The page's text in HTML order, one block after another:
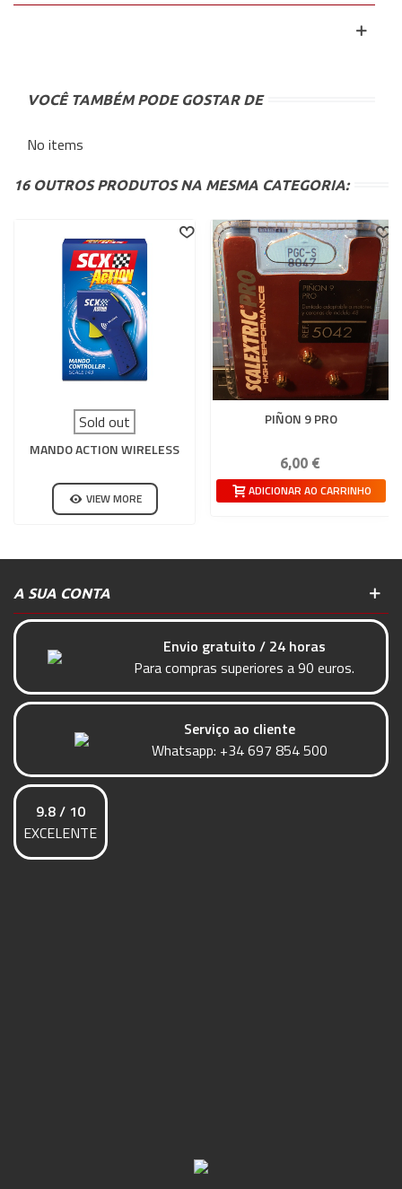
VOCÊ TAMBÉM PODE GOSTAR DE
No items
16 OUTROS PRODUTOS NA MESMA CATEGORIA:
Sold out
MANDO ACTION WIRELESS
VIEW MORE
PIÑON 9 PRO
6,00 €
ADICIONAR AO CARRINHO
A SUA CONTA
Envio gratuito / 24 horas
Para compras superiores a 90 euros.
Serviço ao cliente
Whatsapp: +34 697 854 500
9.8 / 10
EXCELENTE